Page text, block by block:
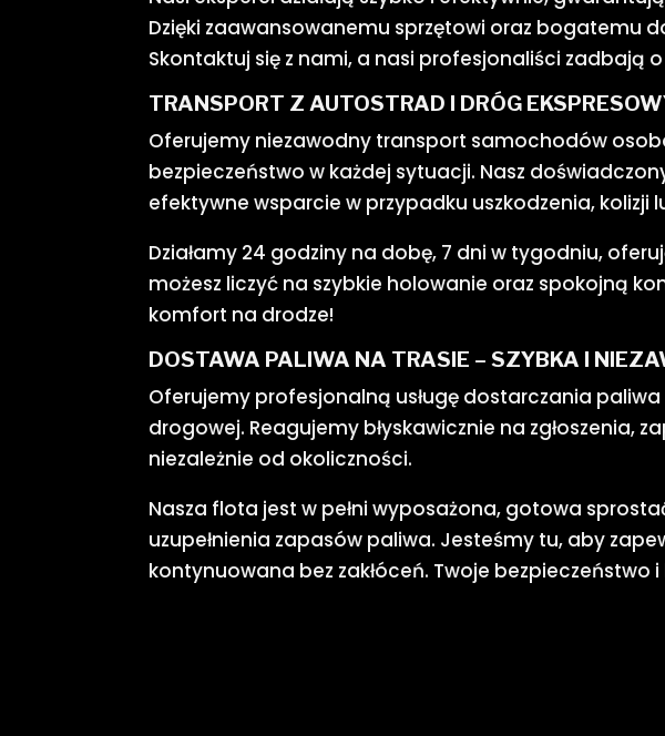
Dzięki zaawansowanemu sprzętowi oraz bogatemu
Skontaktuj się z nami, a nasi profesjonaliści zadbają
TRANSPORT Z AUTOSTRAD I DRÓG
Oferujemy niezawodny transport samochodów
bezpieczeństwo w każdej sytuacji. Nasz
efektywne wsparcie w przypadku uszkodzenia, kolizji
Działamy 24 godziny na dobę, 7 dni w tygodniu,
możesz liczyć na szybkie holowanie oraz spokojną
komfort na drodze!
DOSTAWA PALIWA NA TRASIE – SZYBKA I
Oferujemy profesjonalną usługę dostarczania
drogowej. Reagujemy błyskawicznie na zgłoszenia,
niezależnie od okoliczności.
Nasza flota jest w pełni wyposażona, gotowa
uzupełnienia zapasów paliwa. Jesteśmy tu, aby
kontynuowana bez zakłóceń. Twoje